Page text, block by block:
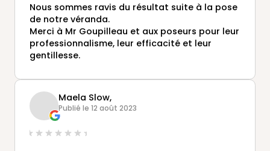
Nous sommes ravis du résultat suite à la pose
de notre véranda.
Merci à Mr Goupilleau et aux poseurs pour leur
professionnalisme, leur efficacité et leur
gentillesse.
Maela Slow,
Publié le 12 août 2023